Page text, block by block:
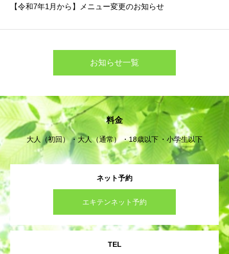
【令和7年1月から】メニュー変更のお知らせ
お知らせ一覧
料金
大人（初回） 大人（通常） 18歳以下 小学生以下
ネット予約
エキテンネット予約
TEL